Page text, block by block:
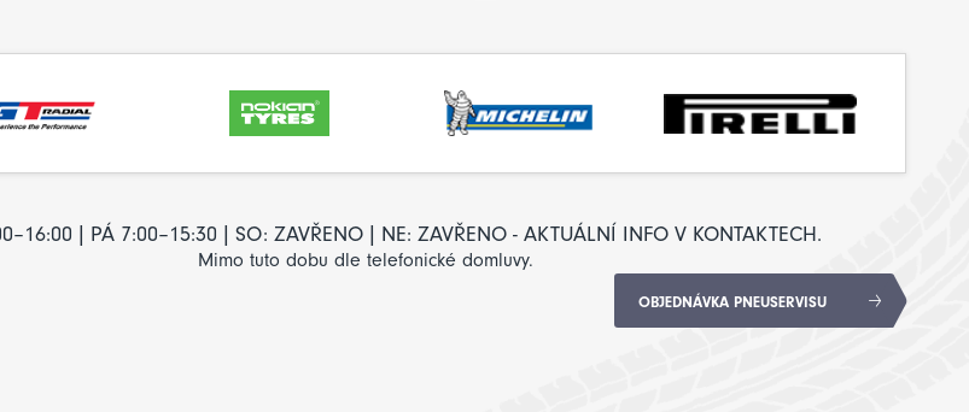
| PÁ 7:00–15:30 | SO: ZAVŘENO | NE: ZAVŘENO - AKTUÁLNÍ INFO V KONTAKTECH.
Mimo tuto dobu dle telefonické domluvy.
OBJEDNÁVKA PNEUSERVISU